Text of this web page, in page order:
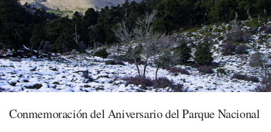
Conmemoración del Aniversario del Parque Nacional